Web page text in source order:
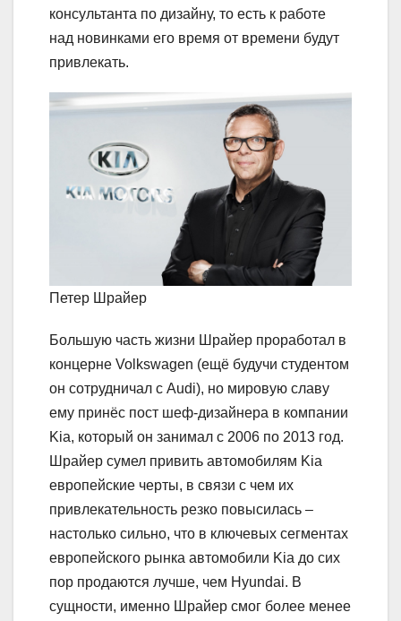
консультанта по дизайну, то есть к работе
над новинками его время от времени будут
привлекать.
Петер Шрайер
Большую часть жизни Шрайер проработал в
концерне Volkswagen (ещё будучи студентом
он сотрудничал с Audi), но мировую славу
ему принёс пост шеф-дизайнера в компании
Kia, который он занимал с 2006 по 2013 год.
Шрайер сумел привить автомобилям Kia
европейские черты, в связи с чем их
привлекательность резко повысилась –
настолько сильно, что в ключевых сегментах
европейского рынка автомобили Kia до сих
пор продаются лучше, чем Hyundai. В
сущности, именно Шрайер смог более менее